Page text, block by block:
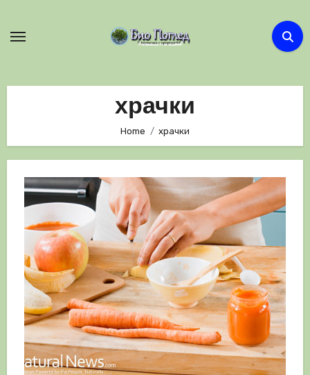
храчки
Home храчки